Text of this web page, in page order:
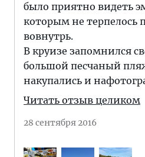
было приятно видеть
которым не терпелось
вовнутрь.
В круизе запомнился
большой песчаный
накупались и
Читать отзыв целиком
28 сентября 2016